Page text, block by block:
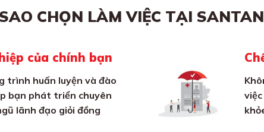
CHỌN LÀM VIỆC TẠI
của chính bạn
trình huấn luyện và đào
bạn phát triển chuyên
lãnh đạo giỏi đồng